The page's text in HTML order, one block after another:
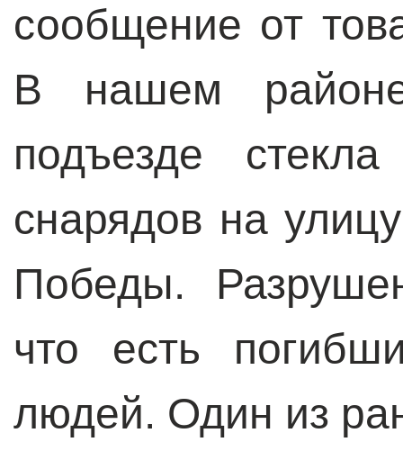
сообщение от
В нашем
подъезде
снарядов на
Победы.
что есть
людей. Один из